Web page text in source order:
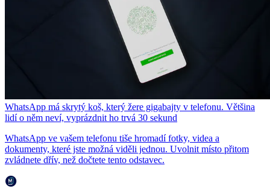
WhatsApp má skrytý koš, který žere gigabajty v telefonu. Většina
lidí o něm neví, vyprázdnit ho trvá 30 sekund
WhatsApp ve vašem telefonu tiše hromadí fotky, videa a
dokumenty, které jste možná viděli jednou. Uvolnit místo přitom
zvládnete dřív, než dočtete tento odstavec.